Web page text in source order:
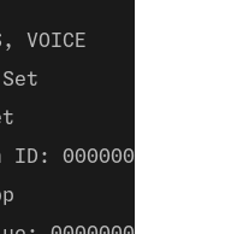
VOICE
00000000-0000-